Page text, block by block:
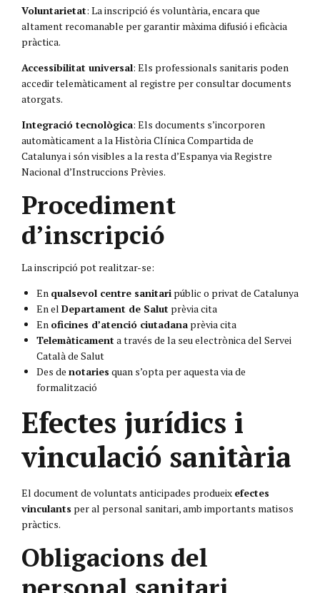
Voluntarietat: La inscripció és voluntària, encara que
altament recomanable per garantir màxima difusió i eficàcia
pràctica.
Accessibilitat universal: Els professionals sanitaris poden
accedir telemàticament al registre per consultar documents
atorgats.
Integració tecnològica: Els documents s’incorporen
automàticament a la Història Clínica Compartida de
Catalunya i són visibles a la resta d’Espanya via Registre
Nacional d’Instruccions Prèvies.
Procediment
d’inscripció
La inscripció pot realitzar-se:
En qualsevol centre sanitari públic o privat de Catalunya
En el Departament de Salut prèvia cita
En oficines d’atenció ciutadana prèvia cita
Telemàticament a través de la seu electrònica del Servei
Català de Salut
Des de notaries quan s’opta per aquesta via de
formalització
Efectes jurídics i
vinculació sanitària
El document de voluntats anticipades produeix efectes
vinculants per al personal sanitari, amb importants matisos
pràctics.
Obligacions del